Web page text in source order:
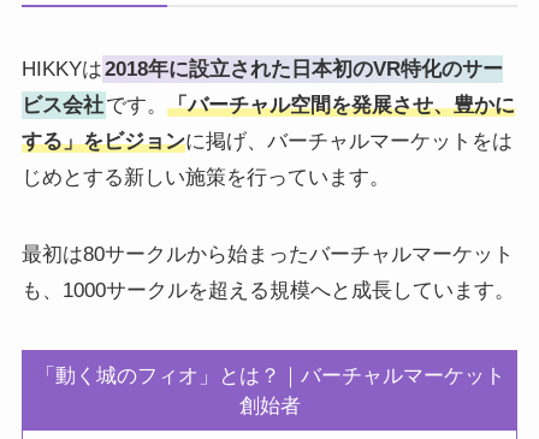
HIKKYは2018年に設立された日本初のVR特化のサー
ビス会社です。 「バーチャル空間を発展させ、豊かに
する」をビジョンに掲げ、バーチャルマーケットをは
じめとする新しい施策を行っています。
最初は80サークルから始まったバーチャルマーケット
も、1000サークルを超える規模へと成長しています。
「動く城のフィオ」とは？｜バーチャルマーケット
創始者